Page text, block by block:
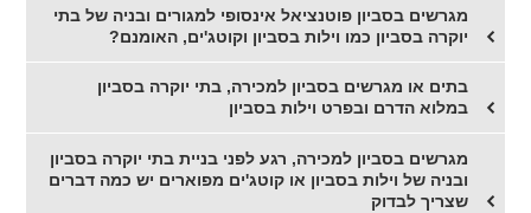
מגרשים בסביון פוטנציאל אינסופי למגורים ובניה של בתי
יוקרה בסביון כמו וילות בסביון וקוטג'ים, האומנם?
בתים או מגרשים בסביון למכירה, בתי יוקרה בסביון
במלוא הדרם ובפרט וילות בסביון
מגרשים בסביון למכירה, רגע לפני בניית בתי יוקרה בסביון
ובניה של וילות בסביון או קוטג'ים מפוארים יש כמה דברים
שצריך לבדוק